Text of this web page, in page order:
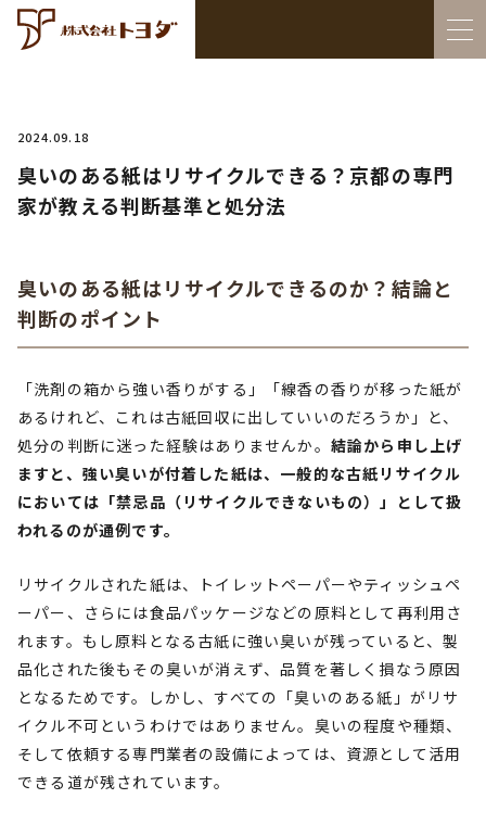
2024.09.18
臭いのある紙はリサイクルできる？京都の専門
家が教える判断基準と処分法
臭いのある紙はリサイクルできるのか？結論と
判断のポイント
「洗剤の箱から強い香りがする」「線香の香りが移った紙が
あるけれど、これは古紙回収に出していいのだろうか」と、
処分の判断に迷った経験はありませんか。 結論から申し上げ
ますと、強い臭いが付着した紙は、一般的な古紙リサイクル
においては「禁忌品（リサイクルできないもの）」として扱
われるのが通例です。
リサイクルされた紙は、トイレットペーパーやティッシュペ
ーパー、さらには食品パッケージなどの原料として再利用さ
れます。もし原料となる古紙に強い臭いが残っていると、製
品化された後もその臭いが消えず、品質を著しく損なう原因
となるためです。しかし、すべての「臭いのある紙」がリサ
イクル不可というわけではありません。臭いの程度や種類、
そして依頼する専門業者の設備によっては、資源として活用
できる道が残されています。